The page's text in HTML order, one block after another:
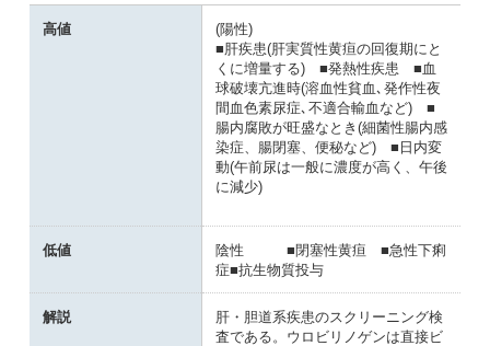
高値
(陽性)
■肝疾患(肝実質性黄疸の回復期にと
くに増量する) ■発熱性疾患 ■血
球破壊亢進時(溶血性貧血､発作性夜
間血色素尿症､不適合輸血など) ■
腸内腐敗が旺盛なとき(細菌性腸内感
染症、腸閉塞、便秘など) ■日内変
動(午前尿は一般に濃度が高く、午後
に減少)
低値
陰性 ■閉塞性黄疸 ■急性下痢
症■抗生物質投与
解説
肝・胆道系疾患のスクリーニング検
査である。ウロビリノゲンは直接ビ